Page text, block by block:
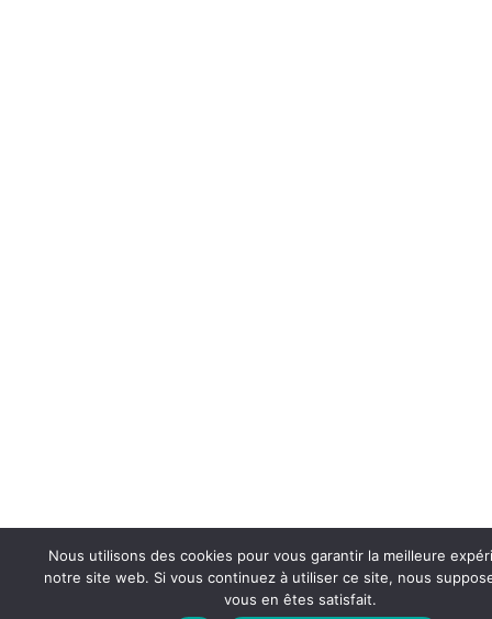
Nous utilisons des cookies pour vous garantir la meilleure
notre site web. Si vous continuez à utiliser ce site, nous
vous en êtes satisfait.